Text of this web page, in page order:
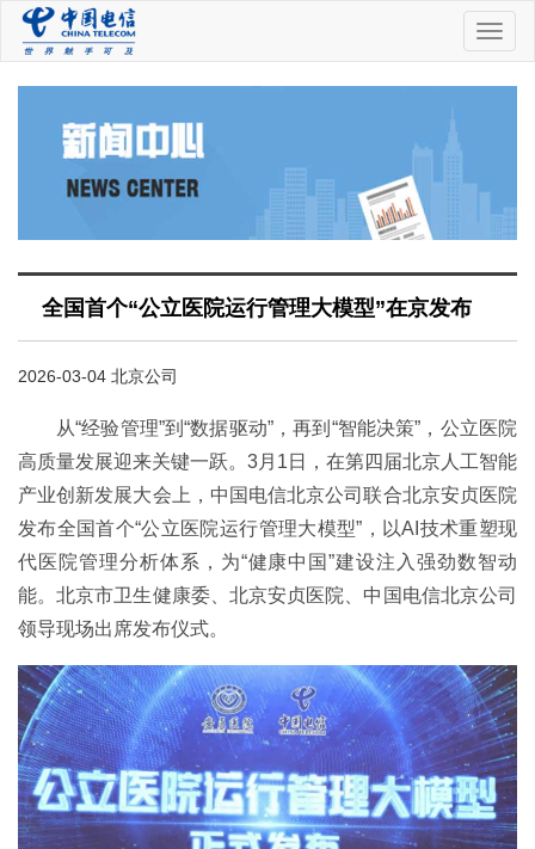
中
国
全国首个“公立医院运行管理大模型”在京发布
2026-03-04 北京公司
从“经验管理”到“数据驱动”，再到“智能决策”，公立医院
高质量发展迎来关键一跃。3月1日，在第四届北京人工智能
产业创新发展大会上，中国电信北京公司联合北京安贞医院
发布全国首个“公立医院运行管理大模型”，以AI技术重塑现
代医院管理分析体系，为“健康中国”建设注入强劲数智动
能。北京市卫生健康委、北京安贞医院、中国电信北京公司
领导现场出席发布仪式。